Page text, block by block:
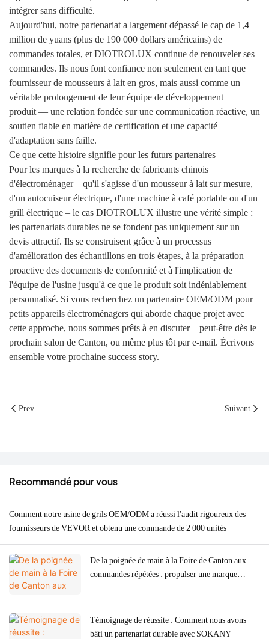
intégrer sans difficulté.
Aujourd'hui, notre partenariat a largement dépassé le cap de 1,4
million de yuans (plus de 190 000 dollars américains) de
commandes totales, et DIOTROLUX continue de renouveler ses
commandes. Ils nous font confiance non seulement en tant que
fournisseur de mousseurs à lait en gros, mais aussi comme un
véritable prolongement de leur équipe de développement
produit — une relation fondée sur une communication réactive, un
soutien fiable en matière de certification et une capacité
d'adaptation sans faille.
Ce que cette histoire signifie pour les futurs partenaires
Pour les marques à la recherche de fabricants chinois
d'électroménager – qu'il s'agisse d'un mousseur à lait sur mesure,
d'un autocuiseur électrique, d'une machine à café portable ou d'un
grill électrique – le cas DIOTROLUX illustre une vérité simple :
les partenariats durables ne se fondent pas uniquement sur un
devis attractif. Ils se construisent grâce à un processus
d'amélioration des échantillons en trois étapes, à la préparation
proactive des documents de conformité et à l'implication de
l'équipe de l'usine jusqu'à ce que le produit soit indéniablement
personnalisé. Si vous recherchez un partenaire OEM/ODM pour
petits appareils électroménagers qui aborde chaque projet avec
cette approche, nous sommes prêts à en discuter – peut-être dès le
prochain salon de Canton, ou même plus tôt par e-mail. Écrivons
ensemble votre prochaine success story.
Prev Suivant
Recommandé pour vous
Comment notre usine de grils OEM/ODM a réussi l'audit rigoureux des
fournisseurs de VEVOR et obtenu une commande de 2 000 unités
De la poignée de main à la Foire de Canton aux
commandes répétées : propulser une marque
les hachoirs à viande de précision.
Témoignage de réussite : Comment nous avons
bâti un partenariat durable avec SOKANY